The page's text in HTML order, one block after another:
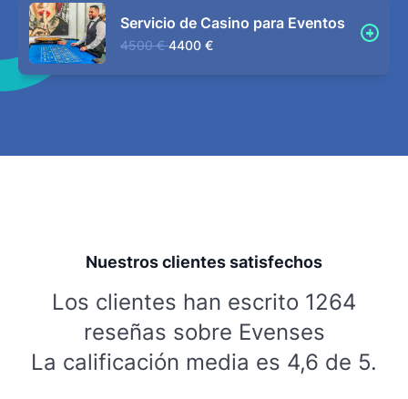
Servicio de Casino para Eventos
4500 € 4400 €
Nuestros clientes satisfechos
Los clientes han escrito 1264
reseñas sobre Evenses
La calificación media es 4,6 de 5.